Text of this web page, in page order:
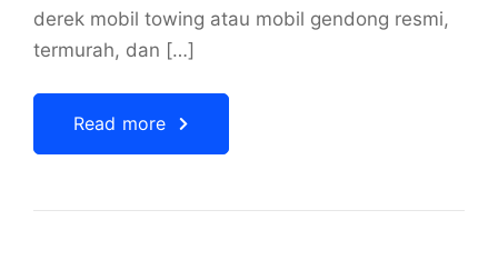
derek mobil towing atau mobil gendong resmi,
termurah, dan […]
Read more